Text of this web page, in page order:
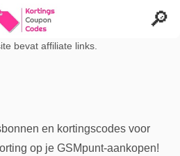
bevat affiliate links.
en kortingscodes voor
op je GSMpunt-aankopen!